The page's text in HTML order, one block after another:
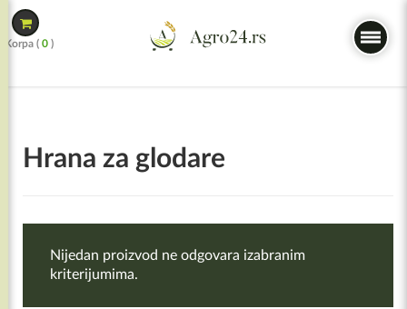
Skip
to
content
Korpa ( 0 )
Hrana za glodare
Nijedan proizvod ne odgovara izabranim
kriterijumima.